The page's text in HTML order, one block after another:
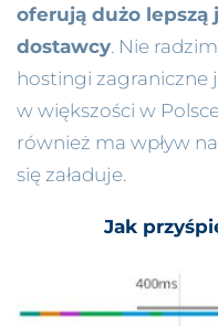
oferują dużo lepszą
dostawcy. Nie
hostingi zagraniczne
w większości w
również ma wpływ
się załaduje.
Jak